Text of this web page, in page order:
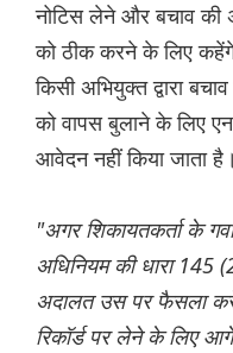
नोटिस लेने और बचाव की
को ठीक करने के लिए
किसी अभियुक्त द्वारा
को वापस बुलाने के लिए
आवेदन नहीं किया जाता है।
"अगर शिकायतकर्ता के
अधिनियम की धारा
अदालत उस पर फैसला
रिकॉर्ड पर लेने के लिए आगे